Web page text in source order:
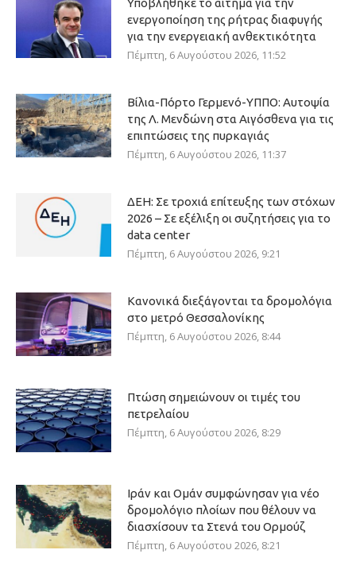
Υποβλήθηκε το αίτημα για την
ενεργοποίηση της ρήτρας διαφυγής
για την ενεργειακή ανθεκτικότητα
Πέμπτη, 6 Αυγούστου 2026, 11:52
Βίλια-Πόρτο Γερμενό-ΥΠΠΟ: Αυτοψία
της Λ. Μενδώνη στα Αιγόσθενα για τις
επιπτώσεις της πυρκαγιάς
Πέμπτη, 6 Αυγούστου 2026, 11:37
ΔΕΗ: Σε τροχιά επίτευξης των στόχων
2026 – Σε εξέλιξη οι συζητήσεις για το
data center
Πέμπτη, 6 Αυγούστου 2026, 9:21
Κανονικά διεξάγονται τα δρομολόγια
στο μετρό Θεσσαλονίκης
Πέμπτη, 6 Αυγούστου 2026, 8:44
Πτώση σημειώνουν οι τιμές του
πετρελαίου
Πέμπτη, 6 Αυγούστου 2026, 8:29
Ιράν και Ομάν συμφώνησαν για νέο
δρομολόγιο πλοίων που θέλουν να
διασχίσουν τα Στενά του Ορμούζ
Πέμπτη, 6 Αυγούστου 2026, 8:21